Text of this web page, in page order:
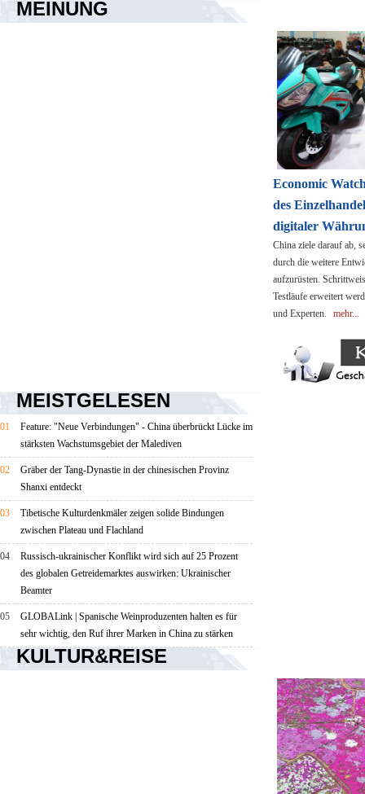
MEINUNG
Economic
des
digitaler
China ziele darauf ab,
durch die weitere
aufzurüsten.
Testläufe erweitert
und Experten.
mehr...
MEISTGELESEN
01
Feature: "Neue Verbindungen" - China überbrückt Lücke im
stärksten Wachstumsgebiet der Malediven
02
Gräber der Tang-Dynastie in der chinesischen Provinz
Shanxi entdeckt
03
Tibetische Kulturdenkmäler zeigen solide Bindungen
zwischen Plateau und Flachland
04
Russisch-ukrainischer Konflikt wird sich auf 25 Prozent
des globalen Getreidemarktes auswirken: Ukrainischer
Beamter
05
GLOBALink | Spanische Weinproduzenten halten es für
sehr wichtig, den Ruf ihrer Marken in China zu stärken
KULTUR&REISE